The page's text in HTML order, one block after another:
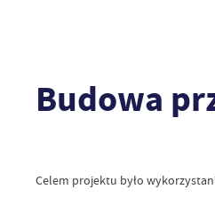
Budowa
Celem projektu było